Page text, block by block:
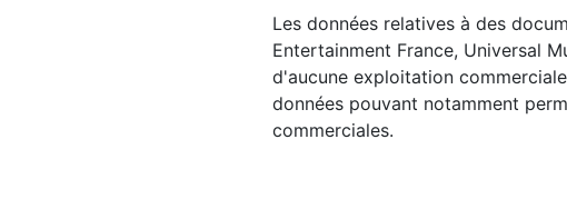
Les données relatives à des
Entertainment France, Universal
d'aucune exploitation
données pouvant notamment
commerciales.